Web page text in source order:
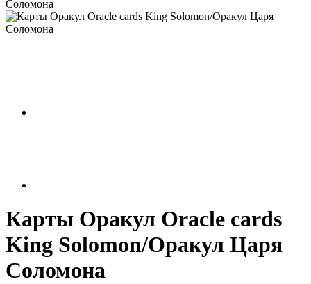
Соломона
Карты Оракул Oracle cards
King Solomon/Оракул Царя
Соломона